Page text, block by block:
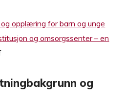
opplæring for barn og unge
og omsorgssenter – en
og